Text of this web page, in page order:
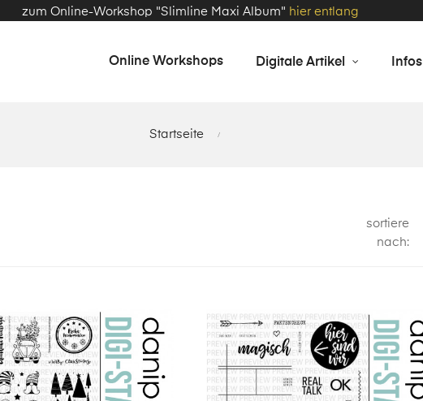
zum Online-Workshop "Slimline Maxi Album" hier entlang
Online Workshops Digitale Artikel Infos
Startseite
sortiere
nach: